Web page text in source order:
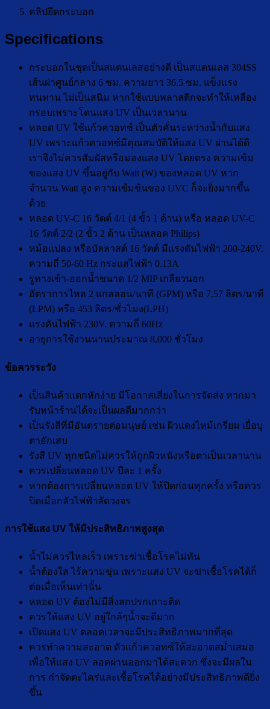
คลิปยึดกระบอก
Specifications
กระบอกในชุดเป็นสแตนเลสอย่างดี เป็นสแตนเลส 304SS
เส้นผ่าศูนย์กลาง 6 ซม. ความยาว 36.5 ซม. แข็งแรง
ทนทาน ไม่เป็นสนิม หากใช้แบบพลาสติกจะทำให้เหลือง
กรอบเพราะโดนแสง UV เป็นเวลานาน
หลอด UV ใช้แก้วควอทซ์ เป็นตัวคั่นระหว่างน้ำกับแสง
UV เพราะแก้วควอทซ์มีคุณสมบัติให้แสง UV ผ่านได้ดี
เราจึงไม่ควรสัมผัสหรือมองแสง UV โดยตรง ความเข้ม
ของแสง UV ขึ้นอยู่กับ Watt (W) ของหลอด UV หาก
จำนวน Watt สูง ความเข้มข้นของ UVC ก็จะยิ่งมากขึ้น
ด้วย
หลอด UV-C 16 วัตต์ 4/1 (4 ขั้ว 1 ด้าน) หรือ หลอด UV-C
16 วัตต์ 2/2 (2 ขั้ว 2 ด้าน เป็นหลอด Philips)
หม้อแปลง หรือบัลลาสต์ 16 วัตต์ มีแรงดันไฟฟ้า 200-240V.
ความถี่ 50-60 Hz กระแสไฟฟ้า 0.13A
รูทางเข้า-ออกน้ำขนาด 1/2 MIP เกลียวนอก
อัตราการไหล 2 แกลลอน/นาที (GPM) หรือ 7.57 ลิตร/นาที
(LPM) หรือ 453 ลิตร/ชั่วโมง(LPH)
แรงดันไฟฟ้า 230V. ความถี่ 60Hz
อายุการใช้งานนานประมาณ 8,000 ชั่วโมง
ข้อควรระวัง
เป็นสินค้าแตกหักง่าย มีโอกาสเสี่ยงในการจัดส่ง หากมา
รับหน้าร้านได้จะเป็นผลดีมากกว่า
เป็นรังสีที่มีอันตรายต่อมนุษย์ เช่น ผิวแดงไหม้เกรียม เยื่อบุ
ตาอักเสบ
รังสี UV ทุกชนิดไม่ควรให้ถูกผิวหนังหรือตาเป็นเวลานาน
ควรเปลี่ยนหลอด UV ปีละ 1 ครั้ง
หากต้องการเปลี่ยนหลอด UV ให้ปิดก่อนทุกครั้ง หรือควร
ปิดเมื่อกลัวไฟฟ้าลัดวงจร
การใช้แสง UV ให้มีประสิทธิภาพสูงสุด
น้ำไม่ควรไหลเร็ว เพราะฆ่าเชื้อโรคไม่ทัน
น้ำต้องใส ไร้ความขุ่น เพราะแสง UV จะฆ่าเชื้อโรคได้ก็
ต่อเมื่อเห็นเท่านั้น
หลอด UV ต้องไม่มีสิ่งสกปรกเกาะติด
ควรให้แสง UV อยู่ใกล้ๆน้ำจะดีมาก
เปิดแสง UV ตลอดเวลาจะมีประสิทธิภาพมากที่สุด
ควรทำความสะอาด ตัวแก้วควอทซ์ให้สะอาดสม่ำเสมอ
เพื่อให้แสง UV ลอดผ่านออกมาได้สะดวก ซึ่งจะมีผลใน
การ กำจัดตะไคร่และเชื้อโรคได้อย่างมีประสิทธิภาพดียิ่ง
ขึ้น